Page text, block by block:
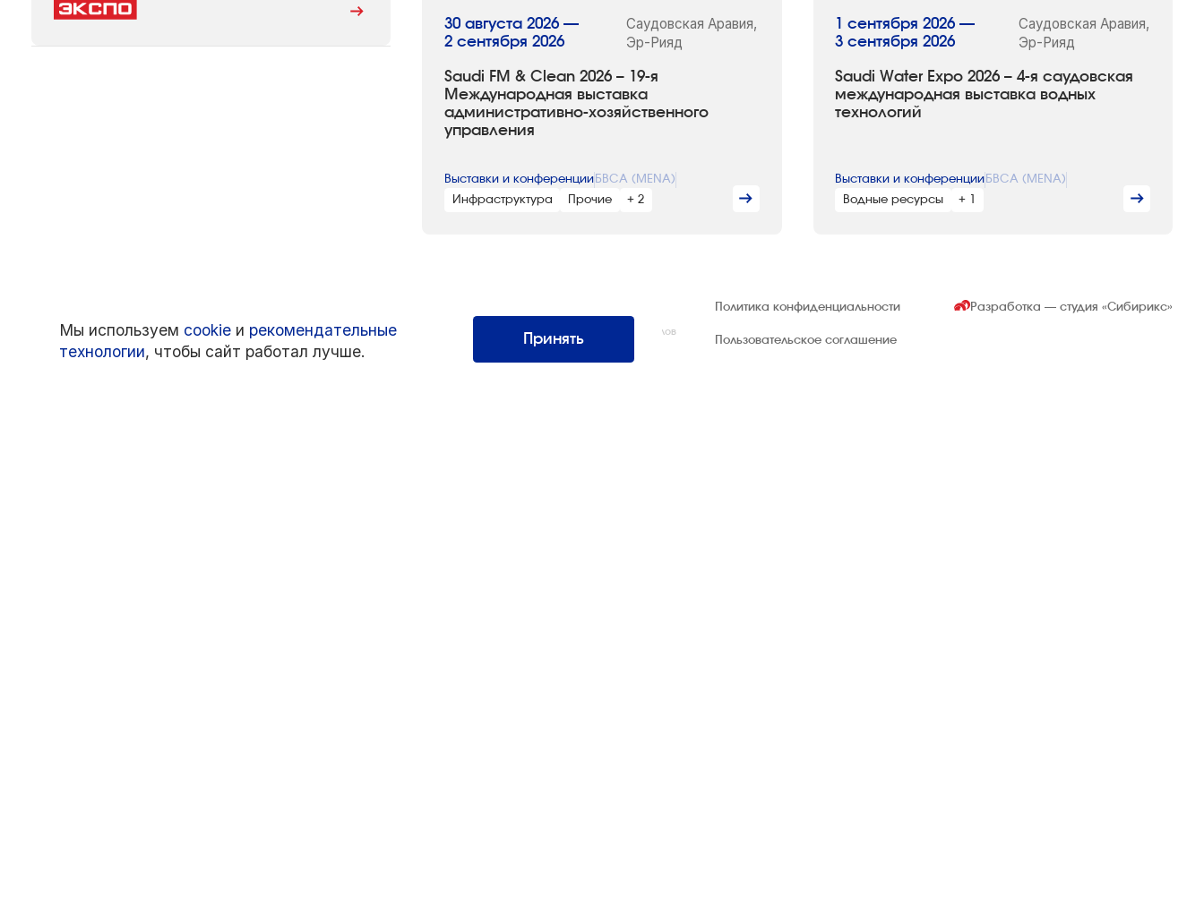
Saudi FM & Clean 2026 – 19-я
Международная выставка
административно-хозяйственного
управления
30 августа 2026 —
2 сентября 2026
Саудовская Аравия,
Эр-Рияд
Выставки и конференции БВСА (MENA)
Инфраструктура
Прочие + 2
Saudi Water Expo 2026 – 4-я саудовская
международная выставка водных
технологий
1 сентября 2026 —
3 сентября 2026
Саудовская Аравия,
Эр-Рияд
Выставки и конференции БВСА (MENA)
Водные ресурсы
+ 1
Интернэшнл»
Все права защищены. Использование материалов
возможно только со ссылкой на источник.
Политика конфиденциальности
Пользовательское соглашение
Разработка — студия«Сибирикс»
Мы используем cookie и рекомендательные
технологии, чтобы сайт работал лучше.
Принять